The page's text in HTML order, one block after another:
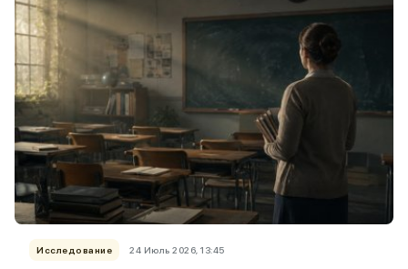
Исследование 24 Июль 2026, 13:45